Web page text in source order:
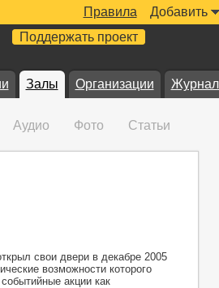
Добавить
Правила
Поддержать проект
Залы Организации
Аудио Фото Статьи
свои двери в декабре 2005
возможности которого
акции как